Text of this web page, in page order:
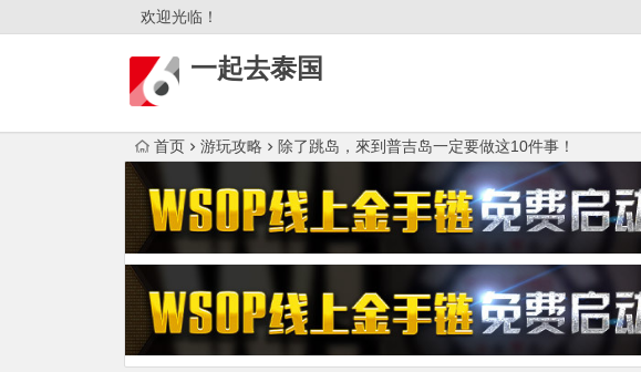
欢迎光临！
一起去泰国
首页 游玩攻略 除了跳岛，來到普吉岛一定要做这10件事！